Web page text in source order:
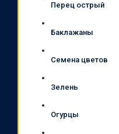
Перец острый
Баклажаны
Семена цветов
Зелень
Огурцы